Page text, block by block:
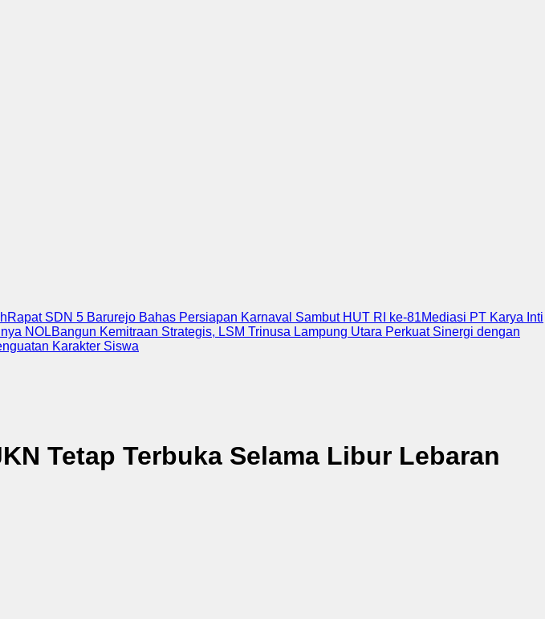
Rapat SDN 5 Barurejo Bahas Persiapan Karnaval Sambut HUT RI ke-81Mediasi PT Karya Inti
NOLBangun Kemitraan Strategis, LSM Trinusa Lampung Utara Perkuat Sinergi dengan
Karakter Siswa
Tetap Terbuka Selama Libur Lebaran